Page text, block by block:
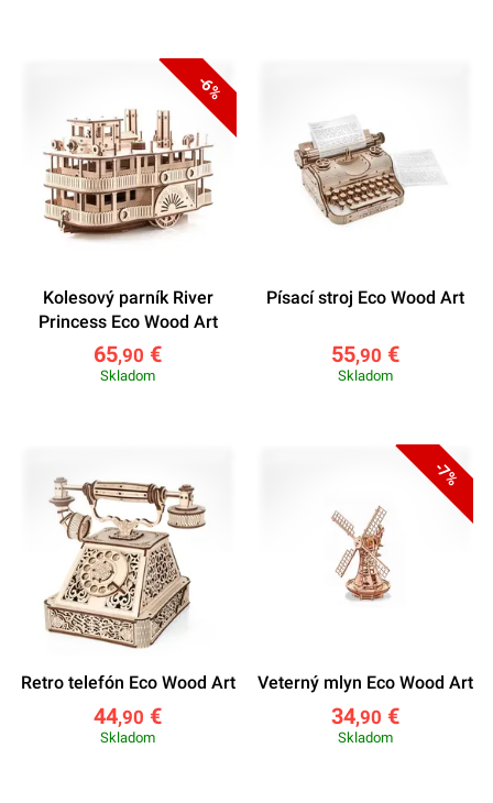
-6%
Kolesový parník River
Princess Eco Wood Art
65,90 €
Skladom
Písací stroj Eco Wood Art
55,90 €
Skladom
Retro telefón Eco Wood Art
44,90 €
Skladom
-7%
Veterný mlyn Eco Wood Art
34,90 €
Skladom